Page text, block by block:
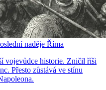
naděje Říma
vojevůdce historie. Zničil říši
Přesto zůstává ve stínu